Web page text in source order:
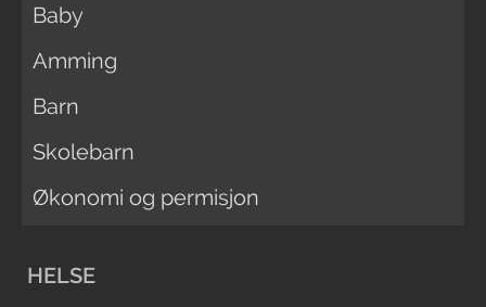
Baby
Amming
Barn
Skolebarn
Økonomi og permisjon
HELSE